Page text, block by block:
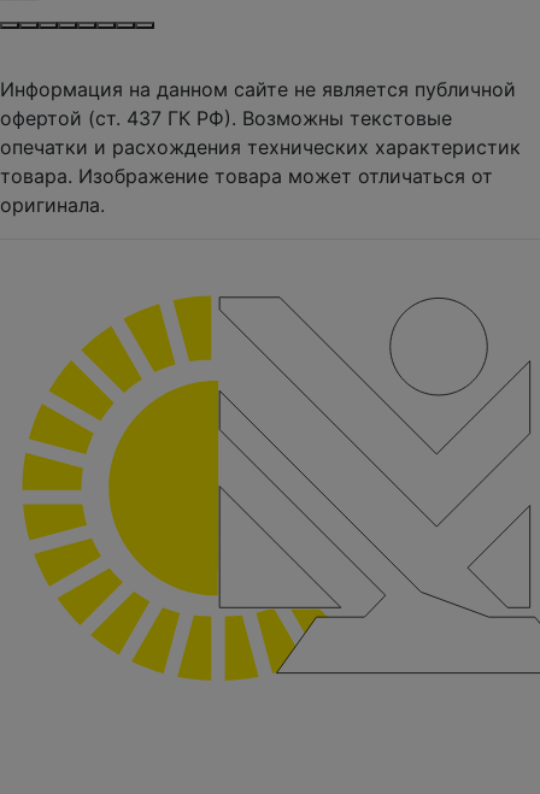
Информация на данном сайте не является публичной
офертой (ст. 437 ГК РФ). Возможны текстовые
опечатки и расхождения технических характеристик
товара. Изображение товара может отличаться от
оригинала.